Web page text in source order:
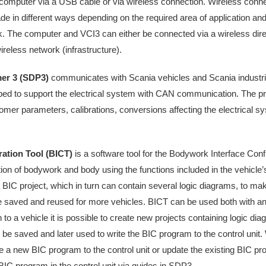
in different ways depending on the required area of application
The computer and VCI3 can either be connected via a wireless
network (infrastructure).
3 (SDP3) communicates with Scania vehicles and Scania
to support the electrical system with CAN communication. The
parameters, calibrations, conversions affecting the electrical
Tool (BICT) is a software tool for the Bodywork Interface
of bodywork and body using the functions included in the
project, which in turn can contain several logic diagrams, to
saved and reused for more vehicles. BICT can be used both with
to a vehicle it is possible to create new projects containing logic
saved and later used to write the BIC program to the control
a new BIC program to the control unit or update the existing BIC